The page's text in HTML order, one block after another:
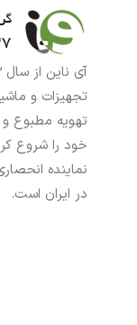
تجهیزات و
تهویه مطبوع
خود را شروع
نماینده
در ایران است.